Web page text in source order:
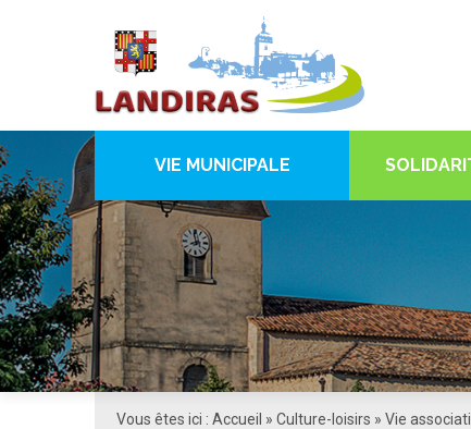
VIE MUNICIPALE
Vous êtes ici : Accueil » Culture-loisirs » Vie